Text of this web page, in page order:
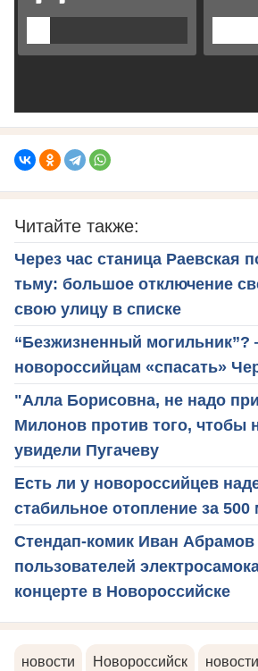
Читайте также:
Через час станица Раевская
тьму: большое отключение
свою улицу в списке
“Безжизненный могильник”?
новороссийцам «спасать»
"Алла Борисовна, не надо
Милонов против того, чтобы
увидели Пугачеву
Есть ли у новороссийцев
стабильное отопление за
Стендап-комик Иван
пользователей
концерте в Новороссийске
новости Новороссийск